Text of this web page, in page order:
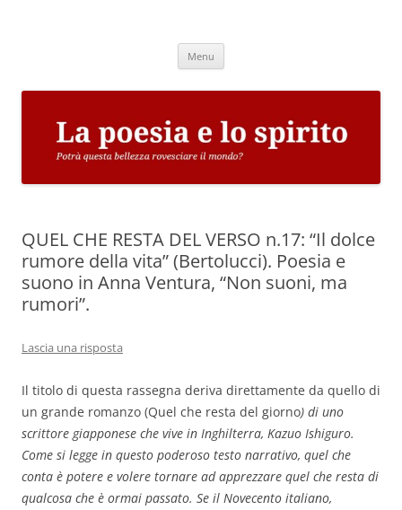
Menu
QUEL CHE RESTA DEL VERSO n.17: “Il dolce
rumore della vita” (Bertolucci). Poesia e
suono in Anna Ventura, “Non suoni, ma
rumori”.
Lascia una risposta
Il titolo di questa rassegna deriva direttamente da quello di
un grande romanzo (Quel che resta del giorno) di uno
scrittore giapponese che vive in Inghilterra, Kazuo Ishiguro.
Come si legge in questo poderoso testo narrativo, quel che
conta è potere e volere tornare ad apprezzare quel che resta di
qualcosa che è ormai passato. Se il Novecento italiano,